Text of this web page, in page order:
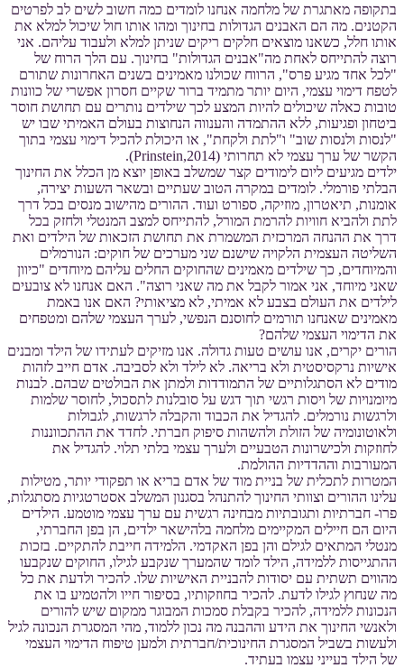
בתקופה מאתגרת של מלחמה אנחנו לומדים כמה חשוב לשים לב לפרטים
הקטנים. מה הם האבנים הגדולות בחינוך ומהו אותו חול שיכול למלא את
אותו חלל, כשאנו מוצאים חלקים ריקים שניתן למלא ולעבוד עליהם. אני
רוצה להתייחס לאחת מה"אבנים הגדולות" בחינוך. עם הלך הרוח של
"לכל אחד מגיע פרס", הרווח שכולנו מאמינים בשנים האחרונות שתורם
לטפח דימוי עצמי, היום יותר מתמיד ברור שקיים חסרון אפשרי של כוונות
טובות כאלה שיכולים להיות המצע לכך שילדים נותרים עם תחושת חוסר
ביטחון ופגיעות, ללא ההתמדה והענווה הנחוצות בעולם האמיתי שבו יש
"לנסות ולנסות שוב" ו"לתת ולקחת", או היכולת להכיל דימוי עצמי בתוך
הקשר של ערך עצמי לא תחרותי (Prinstein,2014).
ילדים מגיעים ליום לימודים קצר שמשלב באופן יוצא מן הכלל את החינוך
הבלתי פורמלי. לומדים במקרה הטוב שעתיים ובשאר השעות יצירה,
אומנות, תיאטרון, מוזיקה, ספורט ועוד. ההורים מהישוב מנסים בכל דרך
לתת ולהביא חוויות להרמת המורל, להתייחס למצב המנטלי ולחזק בכל
דרך את ההנחה המרכזית המשמרת את תחושת הזכאות של הילדים ואת
השליטה העצמית הלקויה שישנם שני מערכים של חוקים: הנורמלים
והמיוחדים, כך שילדים מאמינים שהחוקים החלים עליהם מיוחדים "כיוון
שאני מיוחד, אני אמור לקבל את מה שאני רוצה". האם אנחנו לא צובעים
לילדים את העולם בצבע לא אמיתי, לא מציאותי? האם אנו באמת
מאמינים שאנחנו תורמים לחוסנם הנפשי, לערך העצמי שלהם ומטפחים
את הדימוי העצמי שלהם?
הורים יקרים, אנו עושים טעות גדולה. אנו מזיקים לעתידו של הילד ומבנים
אישיות נרקסיסטית ולא בריאה. לא לילד ולא לסביבה. אדם חייב לזהות
מודים לא הסתגלותיים של התמודדות ולמתן את הבולטים שבהם. לבנות
מיומנויות של ויסות רגשי תוך דגש על סובלנות לתסכול, לחוסר שלמות
ולרגשות נורמלים. להגדיל את הכבוד והקבלה לרגשות, לגבולות
ולאוטונומיה של הזולת ולהשהות סיפוק חברתי. לחדד את ההתכווננות
לחוזקות ולכישרונות הטבעיים ולערך עצמי בלתי תלוי. להגדיל את
המעורבות וההדדיות ההולמת.
המטרות לתכלית של בניית מוד של אדם בריא או תפקודי יותר, מטילות
עלינו ההורים וצוותי החינוך להתנהל בסגנון המשלב אסטרטגיות מסתגלות,
פרו- חברתיות ותגובתיות מבחינה רגשית עם ערך עצמי מוטמע. הילדים
היום הם חיילים המקיימים מלחמה בלהישאר ילדים, הן בפן החברתי,
מנטלי המתאים לגילם והן בפן האקדמי. הלמידה חייבת להתקיים. בזכות
ההתגייסות ללמידה, הילד לומד שהמערך שנקבע לגילו, החוקים שנקבעו
מהווים תשתית עם יסודות להבניית האישיות שלו. להכיר ולדעת את כל
מה שנחוץ לגילו לדעת. להכיר בחוזקותיו, בסיפור חייו ולהטמיע בו את
הנכונות ללמידה, להכיר בקבלת סמכות המבוגר ממקום שיש להורים
ולאנשי החינוך את הידע וההבנה מה נכון ללמוד, מהי המסגרת הנכונה לגיל
ולעשות בשביל המסגרת החינוכית/חברתית ולמען טיפוח הדימוי העצמי
של הילד בעייני עצמו בעתיד.